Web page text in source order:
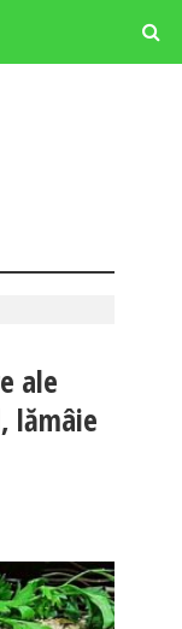
ale
lămâie